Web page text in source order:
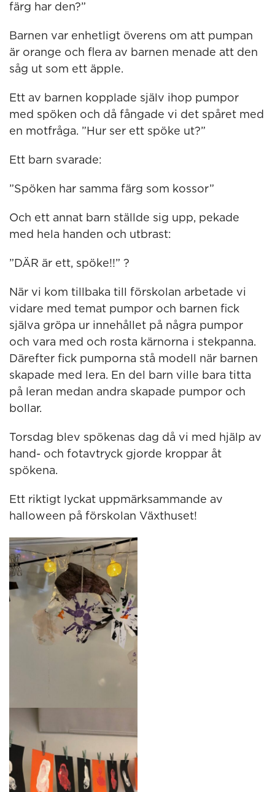
färg har den?”
Barnen var enhetligt överens om att pumpan
är orange och flera av barnen menade att den
såg ut som ett äpple.
Ett av barnen kopplade själv ihop pumpor
med spöken och då fångade vi det spåret med
en motfråga. ”Hur ser ett spöke ut?”
Ett barn svarade:
”Spöken har samma färg som kossor”
Och ett annat barn ställde sig upp, pekade
med hela handen och utbrast:
”DÄR är ett, spöke!!” ?
När vi kom tillbaka till förskolan arbetade vi
vidare med temat pumpor och barnen fick
själva gröpa ur innehållet på några pumpor
och vara med och rosta kärnorna i stekpanna.
Därefter fick pumporna stå modell när barnen
skapade med lera. En del barn ville bara titta
på leran medan andra skapade pumpor och
bollar.
Torsdag blev spökenas dag då vi med hjälp av
hand- och fotavtryck gjorde kroppar åt
spökena.
Ett riktigt lyckat uppmärksammande av
halloween på förskolan Växthuset!